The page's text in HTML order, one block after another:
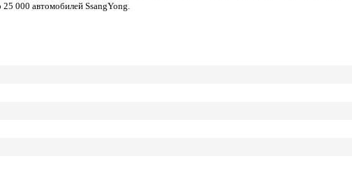
000 автомобилей SsangYong.